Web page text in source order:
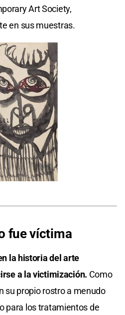
Art Society,
en sus muestras.
fue víctima
la historia del arte
a la victimización. Como
su propio rostro a menudo
para los tratamientos de